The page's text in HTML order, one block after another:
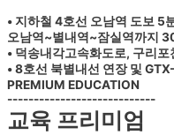
• 지하철 4호선 오남역 도보 5
오남역~별내역~잠실역까지
• 덕송내각고속화도로, 구리
• 8호선 북별내선 연장 및
PREMIUM EDUCATION
----------------------------
교육 프리미엄